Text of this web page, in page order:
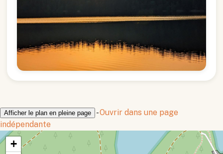
Afficher le plan en pleine page -Ouvrir dans une page
indépendante